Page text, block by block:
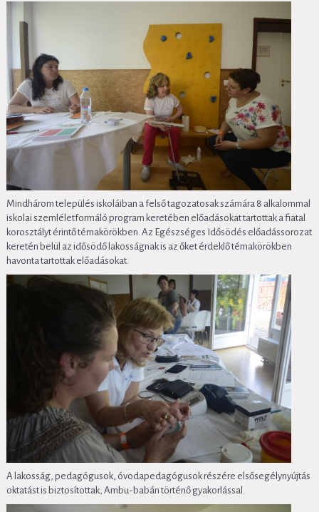
Mindhárom település iskoláiban a felső tagozatosak számára 8 alkalommal
iskolai szemléletformáló program keretében előadásokat tartottak a fiatal
korosztályt érintő témakörökben. Az Egészséges Idősödés előadássorozat
keretén belül az idősödő lakosságnak is az őket érdeklő témakörökben
havonta tartottak előadásokat.
A lakosság, pedagógusok, óvodapedagógusok részére elsősegélynyújtás
oktatást is biztosítottak, Ambu-babán történő gyakorlással.